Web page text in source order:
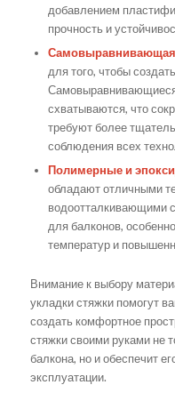
добавлением
прочность и
для того, чтобы
Самовыравнивающиеся
схватываются, что
требуют более
соблюдения всех
Полимерные и
обладают отличными
водоотталкивающими
для балконов,
температур и
Внимание к выбору
укладки стяжки помогут
создать комфортное
стяжки своими руками не
балкона, но и обеспечит
эксплуатации.